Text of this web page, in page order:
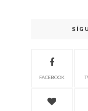
FACEBOOK